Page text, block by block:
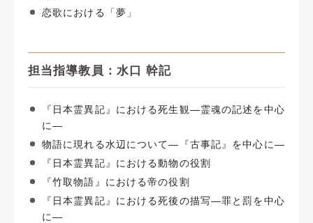
恋歌における「夢」
担当指導教員：水口 幹記
『日本霊異記』における死生観―霊魂の記述を中心
に―
物語に現れる水辺について―『古事記』を中心に―
『日本霊異記』における動物の役割
『竹取物語』における帝の役割
『日本霊異記』における死後の描写―罪と罰を中心
に―